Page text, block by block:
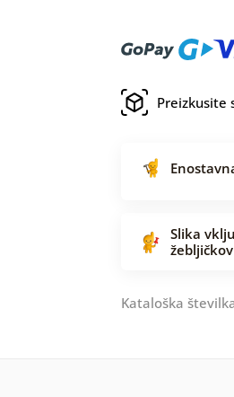
Preizkusite
Slika
Kataloška